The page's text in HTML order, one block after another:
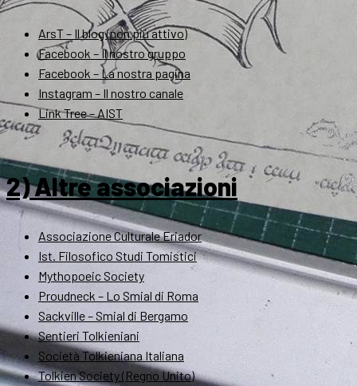
ArsT – Il blog (non più attivo)
Facebook – Il nostro gruppo
Facebook – La nostra pagina
Instagram – Il nostro canale
Link Tree – AIST
2) Altre associazioni
Associazione Culturale Eriador
Ist. Filosofico Studi Tomistici
Mythopoeic Society
Proudneck – Lo Smial di Roma
Sackville – Smial di Bergamo
Sentieri Tolkieniani
Società Tolkieniana Italiana
Tolkien Society (Regno Unito)